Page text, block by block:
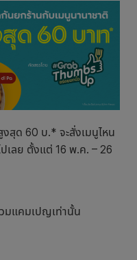
สุด 60 บ.* จะสั่งเมนูไหน
เลย ตั้งแต่ 16 พ.ค. – 26
มแคมเปญเท่านั้น